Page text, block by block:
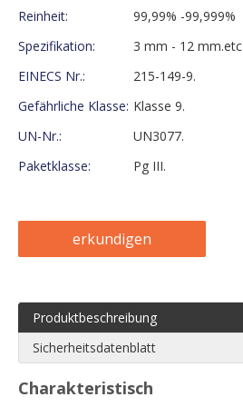
Reinheit:
99,99% -99,999%
Spezifikation:
3 mm - 12 mm.etc
EINECS Nr.:
215-149-9.
Gefährliche Klasse: Klasse 9.
UN-Nr.:
UN3077.
Paketklasse:
Pg III.
erkundigen
Produktbeschreibung
Sicherheitsdatenblatt
Charakteristisch